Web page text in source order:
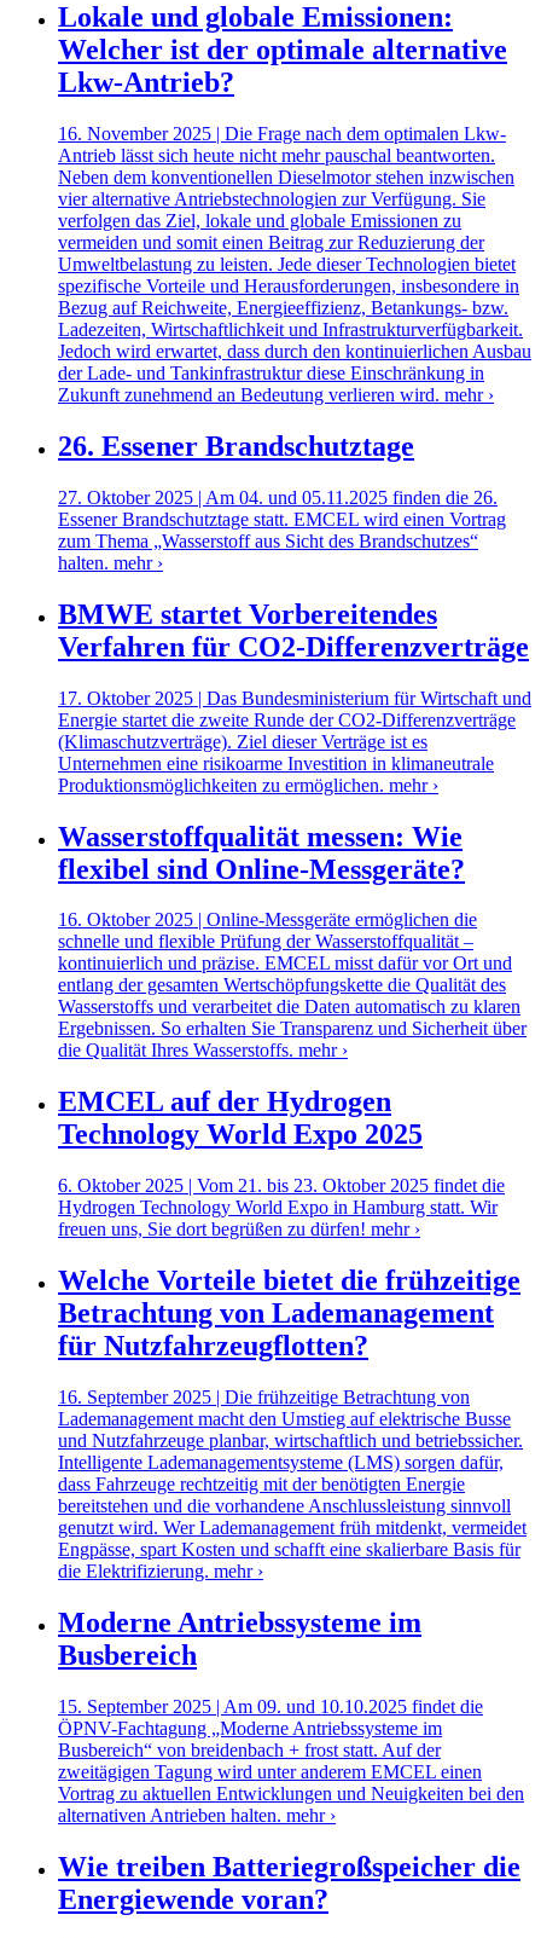
Lokale und globale Emissionen:
Welcher ist der optimale alternative
Lkw-Antrieb?
16. November 2025 | Die Frage nach dem optimalen Lkw-
Antrieb lässt sich heute nicht mehr pauschal beantworten.
Neben dem konventionellen Dieselmotor stehen inzwischen
vier alternative Antriebstechnologien zur Verfügung. Sie
verfolgen das Ziel, lokale und globale Emissionen zu
vermeiden und somit einen Beitrag zur Reduzierung der
Umweltbelastung zu leisten. Jede dieser Technologien bietet
spezifische Vorteile und Herausforderungen, insbesondere in
Bezug auf Reichweite, Energieeffizienz, Betankungs- bzw.
Ladezeiten, Wirtschaftlichkeit und Infrastrukturverfügbarkeit.
Jedoch wird erwartet, dass durch den kontinuierlichen Ausbau
der Lade- und Tankinfrastruktur diese Einschränkung in
Zukunft zunehmend an Bedeutung verlieren wird. mehr ›
26. Essener Brandschutztage
27. Oktober 2025 | Am 04. und 05.11.2025 finden die 26.
Essener Brandschutztage statt. EMCEL wird einen Vortrag
zum Thema „Wasserstoff aus Sicht des Brandschutzes“
halten. mehr ›
BMWE startet Vorbereitendes
Verfahren für CO2-Differenzverträge
17. Oktober 2025 | Das Bundesministerium für Wirtschaft und
Energie startet die zweite Runde der CO2-Differenzverträge
(Klimaschutzverträge). Ziel dieser Verträge ist es
Unternehmen eine risikoarme Investition in klimaneutrale
Produktionsmöglichkeiten zu ermöglichen. mehr ›
Wasserstoffqualität messen: Wie
flexibel sind Online-Messgeräte?
16. Oktober 2025 | Online-Messgeräte ermöglichen die
schnelle und flexible Prüfung der Wasserstoffqualität –
kontinuierlich und präzise. EMCEL misst dafür vor Ort und
entlang der gesamten Wertschöpfungskette die Qualität des
Wasserstoffs und verarbeitet die Daten automatisch zu klaren
Ergebnissen. So erhalten Sie Transparenz und Sicherheit über
die Qualität Ihres Wasserstoffs. mehr ›
EMCEL auf der Hydrogen
Technology World Expo 2025
6. Oktober 2025 | Vom 21. bis 23. Oktober 2025 findet die
Hydrogen Technology World Expo in Hamburg statt. Wir
freuen uns, Sie dort begrüßen zu dürfen! mehr ›
Welche Vorteile bietet die frühzeitige
Betrachtung von Lademanagement
für Nutzfahrzeugflotten?
16. September 2025 | Die frühzeitige Betrachtung von
Lademanagement macht den Umstieg auf elektrische Busse
und Nutzfahrzeuge planbar, wirtschaftlich und betriebssicher.
Intelligente Lademanagementsysteme (LMS) sorgen dafür,
dass Fahrzeuge rechtzeitig mit der benötigten Energie
bereitstehen und die vorhandene Anschlussleistung sinnvoll
genutzt wird. Wer Lademanagement früh mitdenkt, vermeidet
Engpässe, spart Kosten und schafft eine skalierbare Basis für
die Elektrifizierung. mehr ›
Moderne Antriebssysteme im
Busbereich
15. September 2025 | Am 09. und 10.10.2025 findet die
ÖPNV-Fachtagung „Moderne Antriebssysteme im
Busbereich“ von breidenbach + frost statt. Auf der
zweitägigen Tagung wird unter anderem EMCEL einen
Vortrag zu aktuellen Entwicklungen und Neuigkeiten bei den
alternativen Antrieben halten. mehr ›
Wie treiben Batteriegroßspeicher die
Energiewende voran?